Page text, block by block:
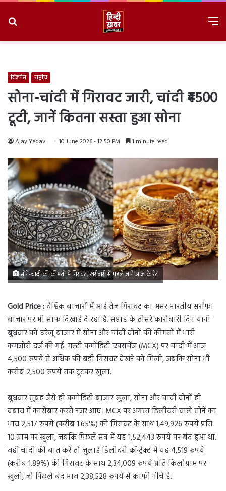
बिज़नेस राष्ट्रीय
सोना-चांदी में गिरावट जारी, चांदी ₹4500
टूटी, जानें कितना सस्ता हुआ सोना
Ajay Yadav 10 June 2026 - 12:50 PM 1 minute read
सोने-चांदी की कीमतों में गिरावट, खरीदारी से पहले जानें आज के रेट
Gold Price :वैश्विक बाजारों में आई तेज गिरावट का असर भारतीय सर्राफा
बाजार पर भी साफ दिखाई दे रहा है. सप्ताह के तीसरे कारोबारी दिन यानी
बुधवार को घरेलू बाजार में सोना और चांदी दोनों की कीमतों में भारी
कमजोरी दर्ज की गई. मल्टी कमोडिटी एक्सचेंज (MCX) पर चांदी में आज
4,500 रुपये से अधिक की बड़ी गिरावट देखने को मिली, जबकि सोना भी
करीब 2,500 रुपये तक टूटकर खुला.
बुधवार सुबह जैसे ही कमोडिटी बाजार खुला, सोना और चांदी दोनों ही
दबाव में कारोबार करते नजर आए। MCX पर अगस्त डिलीवरी वाले सोने का
भाव 2,517 रुपये (करीब 1.65%) की गिरावट के साथ 1,49,926 रुपये प्रति
10 ग्राम पर खुला, जबकि पिछले सत्र में यह 1,52,443 रुपये पर बंद हुआ था.
वहीं चांदी की बात करें तो जुलाई डिलीवरी कॉन्ट्रैक्ट में यह 4,519 रुपये
(करीब 1.89%) की गिरावट के साथ 2,34,009 रुपये प्रति किलोग्राम पर
खुली, जो पिछले बंद भाव 2,38,528 रुपये से काफी नीचे है.